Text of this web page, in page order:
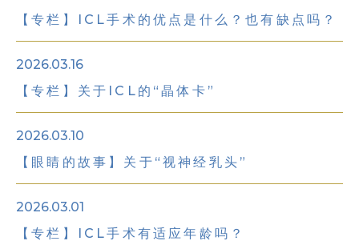
【专栏】ICL手术的优点是什么？也有缺点吗？
2026.03.16
【专栏】关于ICL的“晶体卡”
2026.03.10
【眼睛的故事】关于“视神经乳头”
2026.03.01
【专栏】ICL手术有适应年龄吗？